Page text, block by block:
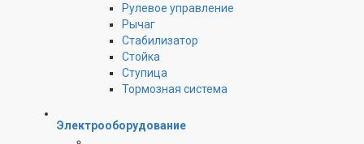
Рулевое управление
Рычаг
Стабилизатор
Стойка
Ступица
Тормозная система
Электрооборудование